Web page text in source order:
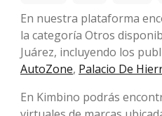
En nuestra plataforma
la categoría Otros
Juárez, incluyendo los
AutoZone, Palacio De
En Kimbino podrás